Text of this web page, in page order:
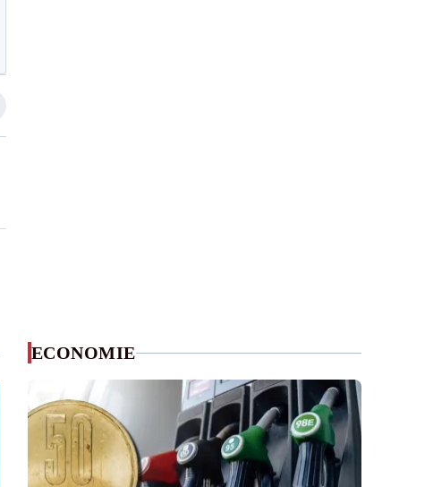
ECONOMIE